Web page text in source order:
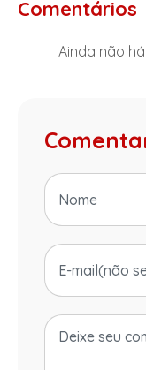
Comentários
Ainda não